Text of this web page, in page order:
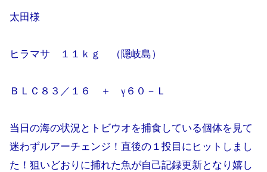
太田様
ヒラマサ １１ｋｇ （隠岐島）
ＢＬＣ８３／１６ ＋ γ６０－Ｌ
当日の海の状況とトビウオを捕食している個体を見て
迷わずルアーチェンジ！直後の１投目にヒットしまし
た！狙いどおりに捕れた魚が自己記録更新となり嬉し